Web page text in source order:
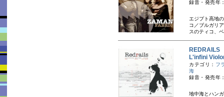
録音・発売年
エジプト高地
コ／ブルガリ
スのティコ、
L'infini
カテゴリ： フ
海
録音・発売年
地中海とハン